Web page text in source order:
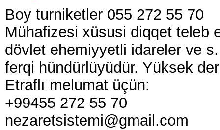
Boy turniketler 055 272 55 70
Mühafizesi xüsusi diqqet teleb
dövlet ehemiyyetli idareler ve
ferqi hündürlüyüdür. Yüksek
Etraflı melumat üçün:
+99455 272 55 70
nezaretsistemi@gmail.com